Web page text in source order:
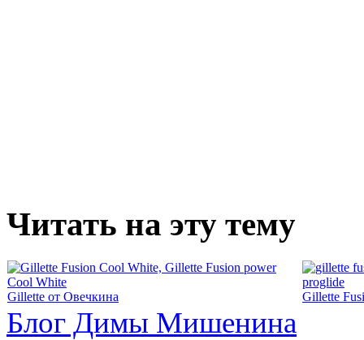
Читать на эту тему
Gillette от Овечкина Gillette
Блог Димы Мишенина